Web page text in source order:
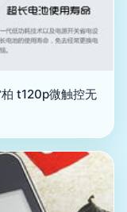
t120p微触控无